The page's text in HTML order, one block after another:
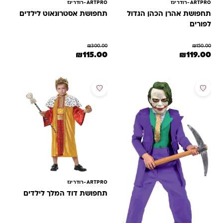
ARTPRO-רודריגז
תחפושת אהרן הכהן הגדול
לפורים
₪150.00
המחיר המקורי היה: ₪150.00.
₪119.00 המחיר הנוכחי הוא: ₪119.00.
ARTPRO-רודריגז
תחפושת אסטרונאוט לילדים
₪300.00
המחיר המקורי היה: ₪300.00.
₪115.00 המחיר הנוכחי הוא: ₪115.00.
ARTPRO-רודריגז
תחפושת דוד המלך לילדים